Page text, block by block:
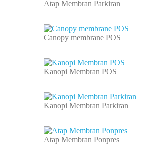
Atap Membran Parkiran
Canopy membrane POS
Kanopi Membran POS
Kanopi Membran Parkiran
Atap Membran Ponpres